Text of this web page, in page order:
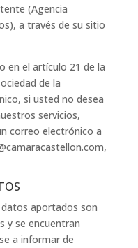
(Agencia
a través de su sitio
en el artículo 21 de la
de la
si usted no desea
servicios,
correo electrónico a
,
aportados son
y se encuentran
a informar de